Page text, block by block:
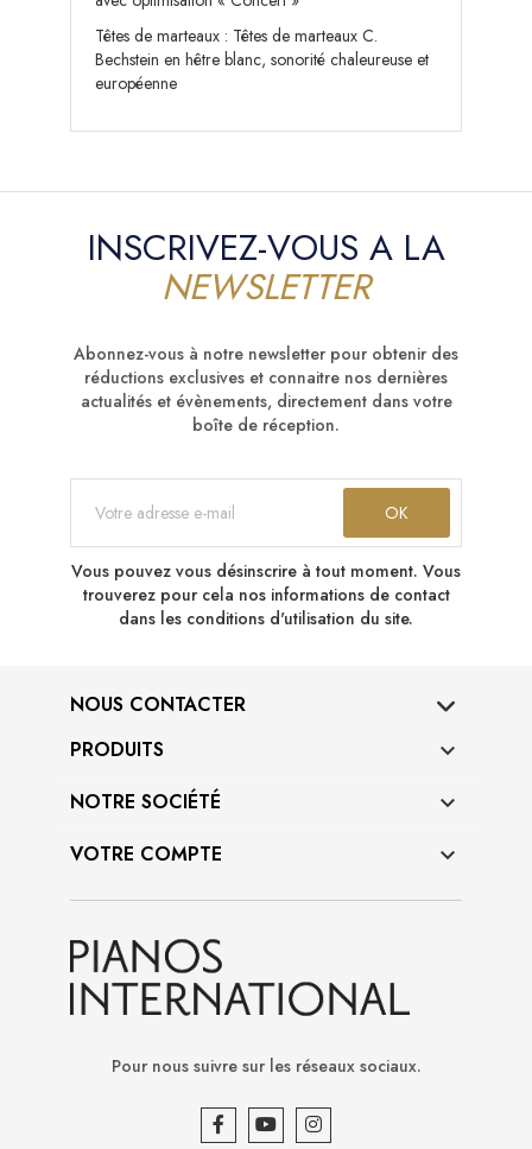
Têtes de marteaux : Têtes de marteaux C.
Bechstein en hêtre blanc, sonorité chaleureuse et
européenne
INSCRIVEZ-VOUS A LA
NEWSLETTER
Abonnez-vous à notre newsletter pour obtenir des
réductions exclusives et connaitre nos dernières
actualités et évènements, directement dans votre
boîte de réception.
Vous pouvez vous désinscrire à tout moment. Vous
trouverez pour cela nos informations de contact
dans les conditions d'utilisation du site.
NOUS CONTACTER
PRODUITS

NOTRE SOCIÉTÉ 
VOTRE COMPTE 
Pour nous suivre sur les réseaux sociaux.